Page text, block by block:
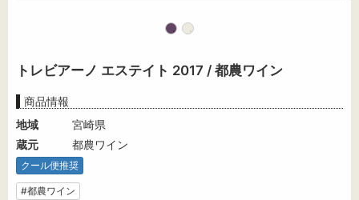
トレビアーノ エステイト 2017 / 都農ワイン
商品情報
地域
宮崎県
蔵元
都農ワイン
クール便推奨
#都農ワイン